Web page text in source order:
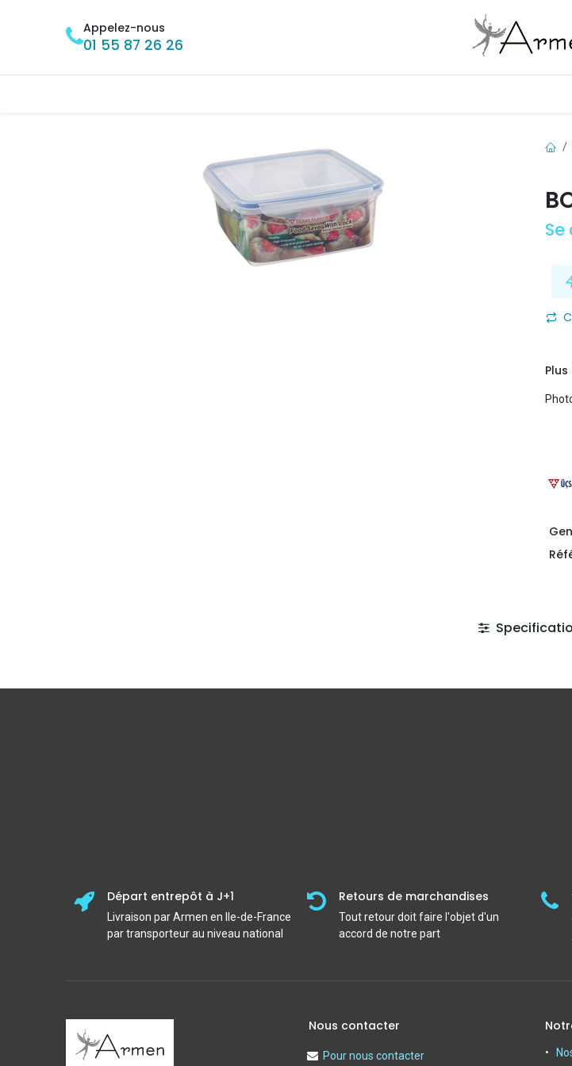
Appelez-nous
01 55 87 26 26
Départ entrepôt à J+1
Livraison par Armen en Ile-de-France
par transporteur au niveau national
Retours de marchandises
Tout retour doit faire l'objet d'un
accord de notre part
Nous contacter
Pour nous contacter